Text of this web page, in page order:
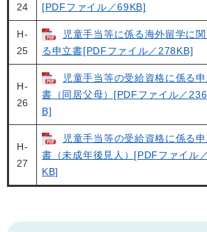
24
[PDFファイル／69KB]
H-
25
児童手当等に係る海外留学に
る申立書[PDFファイル／278KB]
H-
26
児童手当等の受給資格に係る
書（同居父母）[PDFファイル／
B]
H-
27
児童手当等の受給資格に係る
書（未成年後見人）[PDFファイル
KB]